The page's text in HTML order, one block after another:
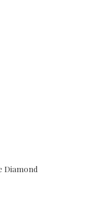
Diamond